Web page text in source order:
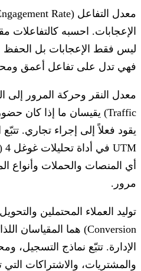
معدل التفاعل (Engagement Rate)
الإعجابات. احسبه كالتفاعلات
ليس فقط الإعجابات بل الحفظ
فهي تدل على تفاعل أعمق
Traffic) يقيسان ما إذا كان
يقود فعلاً إلى إجراء تجاري.
أي المنصات والحملات وأنواع
مرور.
Conversion) هما المقياسان
الإدارة. تتبّع نماذج التسجيل،
والمشتريات، والاشتراكات التي